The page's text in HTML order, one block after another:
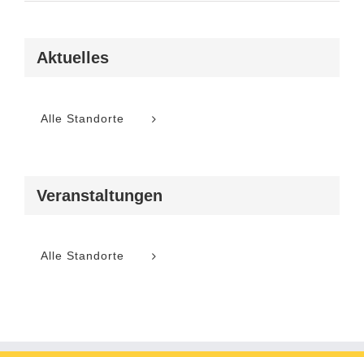
Aktuelles
Alle Standorte
Veranstaltungen
Alle Standorte